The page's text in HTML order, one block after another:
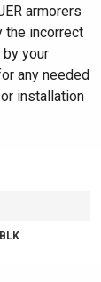
armorers
the incorrect
your
any needed
installation